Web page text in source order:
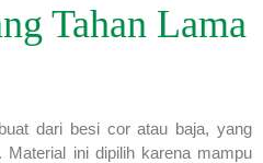
Tahan Lama
dari besi cor atau baja, yang
Material ini dipilih karena mampu